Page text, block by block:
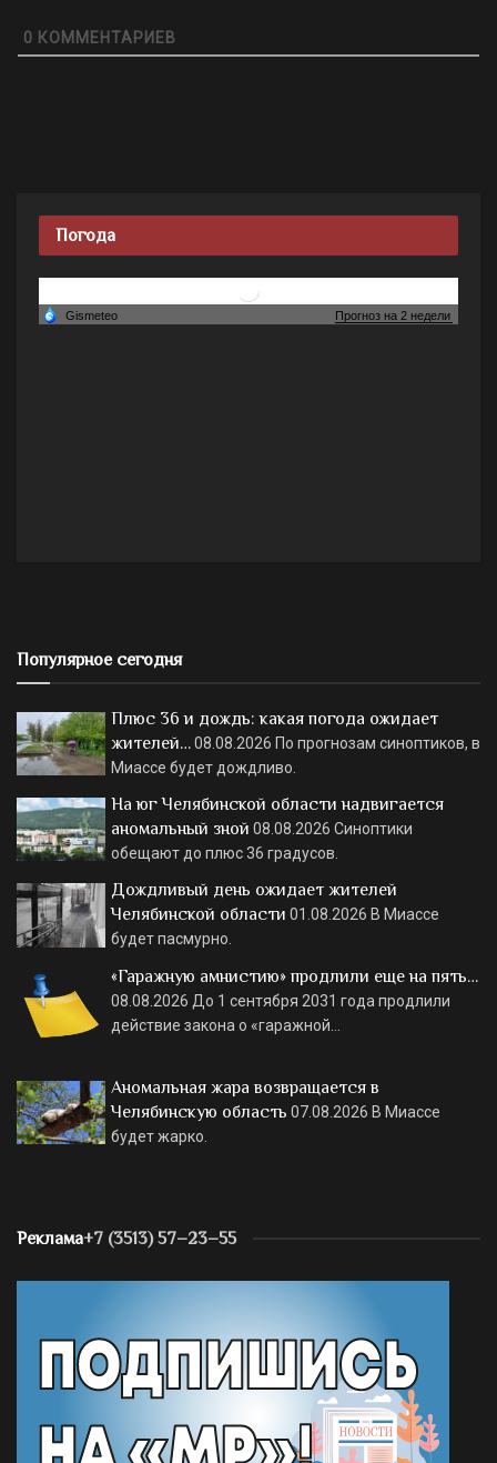
0 КОММЕНТАРИЕВ
Погода
Популярное сегодня
Плюс 36 и дождь: какая погода ожидает
жителей…08.08.2026 По прогнозам синоптиков, в
Миассе будет дождливо.
На юг Челябинской области надвигается
аномальный зной 08.08.2026 Синоптики
обещают до плюс 36 градусов.
Дождливый день ожидает жителей
Челябинской области 01.08.2026 В Миассе
будет пасмурно.
«Гаражную амнистию» продлили еще на пять…
08.08.2026 До 1 сентября 2031 года продлили
действие закона о «гаражной…
Аномальная жара возвращается в
Челябинскую область 07.08.2026 В Миассе
будет жарко.
Реклама+7 (3513) 57–23–55